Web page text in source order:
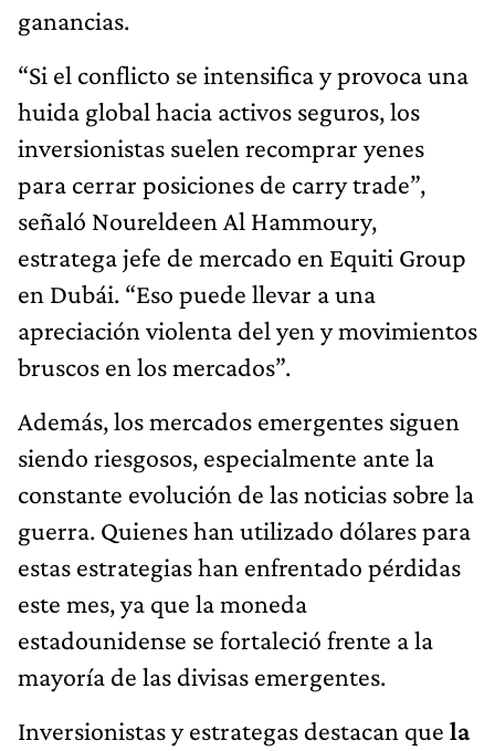
ganancias.
“Si el conflicto se intensifica y provoca una
huida global hacia activos seguros, los
inversionistas suelen recomprar yenes
para cerrar posiciones de carry trade”,
señaló Noureldeen Al Hammoury,
estratega jefe de mercado en Equiti Group
en Dubái. “Eso puede llevar a una
apreciación violenta del yen y movimientos
bruscos en los mercados”.
Además, los mercados emergentes siguen
siendo riesgosos, especialmente ante la
constante evolución de las noticias sobre la
guerra. Quienes han utilizado dólares para
estas estrategias han enfrentado pérdidas
este mes, ya que la moneda
estadounidense se fortaleció frente a la
mayoría de las divisas emergentes.
Inversionistas y estrategas destacan que la